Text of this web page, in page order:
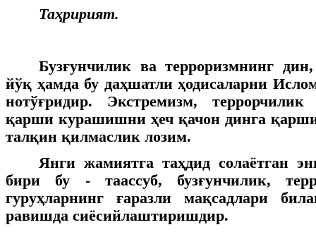
Таҳририят.
Бузғунчилик ва терроризмнинг
йўқ ҳамда бу даҳшатли ҳодисаларни
нотўғридир. Экстремизм,
қарши курашишни ҳеч қачон динга
талқин қилмаслик лозим.
Янги жамиятга таҳдид солаётган
бири бу - таассуб, бузғунчилик,
гуруҳларнинг ғаразли мақсадлари
равишда сиёсийлаштиришдир.